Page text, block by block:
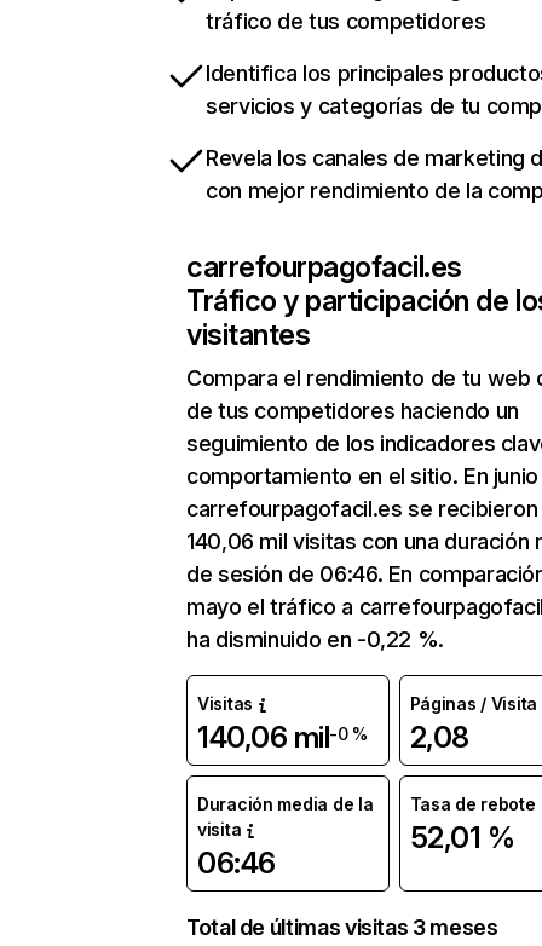
tráfico de tus competidores
Identifica los principales
servicios y categorías de tu
Revela los canales de marketing
con mejor rendimiento de la
carrefourpagofacil.es
Tráfico y participación de
visitantes
Compara el rendimiento de tu web
de tus competidores haciendo un
seguimiento de los indicadores
comportamiento en el sitio. En junio
carrefourpagofacil.es se recibieron
140,06 mil visitas con una duración
de sesión de 06:46. En
mayo el tráfico a
ha disminuido en -0,22 %.
Visitas
140,06 mil-0 %
Páginas / Visita
2,08
Duración media de la
visita
06:46
Tasa de rebote
52,01 %
Total de últimas visitas 3 meses